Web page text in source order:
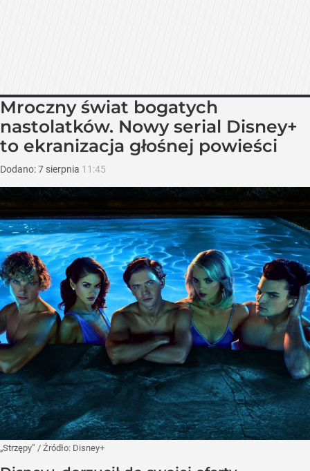
Mroczny świat bogatych
nastolatków. Nowy serial Disney+
to ekranizacja głośnej powieści
Dodano:7 sierpnia 11:45
„Strzępy” / Źródło: Disney+